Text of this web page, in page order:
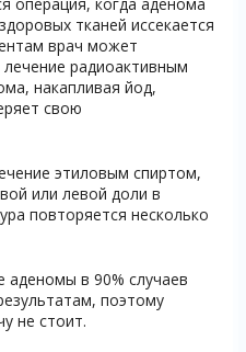
тканей иссекается
врач может
радиоактивным
накапливая йод,
свою
этиловым спиртом,
или левой доли в
повторяется несколько
аденомы в 90% случаев
поэтому
не стоит.